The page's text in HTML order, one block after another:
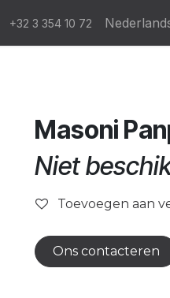
Who We Are Contact
+32 3 354 10 72
Masoni
Niet
Toevoegen aan
Ons contacteren